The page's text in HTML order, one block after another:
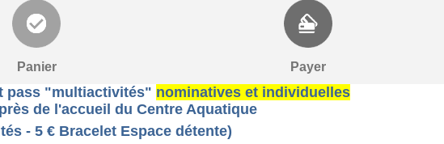
Panier Payer
pass "multiactivités" nominatives et individuelles
de l'accueil du Centre Aquatique
Espace détente)